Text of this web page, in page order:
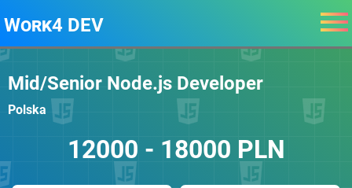
Work4 DEV
Mid/Senior Node.js Developer
Polska
12000 - 18000 PLN